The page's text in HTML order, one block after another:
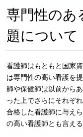
専門性のあ
題について
看護師はもともと国家
は専門性の高い看護を
師や保健師は以前から
った上でさらにそれぞ
合格した看護師に与え
の高い看護師とも言える